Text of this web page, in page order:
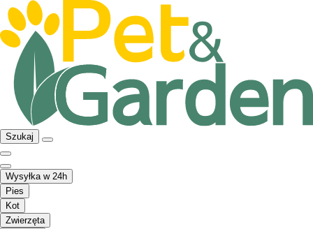
Szukaj
Wysyłka w 24h
Pies
Kot
Zwierzęta